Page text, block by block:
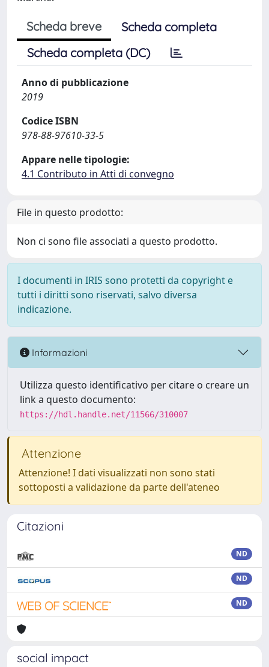
Scheda breve
Scheda completa
Scheda completa (DC)
Anno di pubblicazione
2019
Codice ISBN
978-88-97610-33-5
Appare nelle tipologie:
4.1 Contributo in Atti di convegno
File in questo prodotto:
Non ci sono file associati a questo prodotto.
I documenti in IRIS sono protetti da copyright e
tutti i diritti sono riservati, salvo diversa
indicazione.
Informazioni
Utilizza questo identificativo per citare o creare un
link a questo documento:
https://hdl.handle.net/11566/310007
Attenzione
Attenzione! I dati visualizzati non sono stati
sottoposti a validazione da parte dell'ateneo
Citazioni
ND
ND
ND
social impact